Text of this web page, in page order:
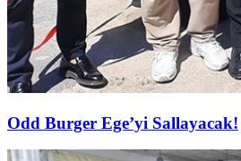
Odd Burger Ege’yi Sallayacak!